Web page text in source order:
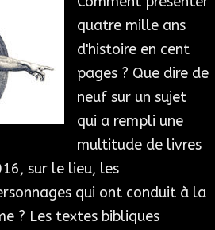
quatre mille ans
d'histoire en cent
pages ? Que dire de
neuf sur un sujet
qui a rempli une
multitude de livres
sur le lieu, les
qui ont conduit à la
? Les textes bibliques